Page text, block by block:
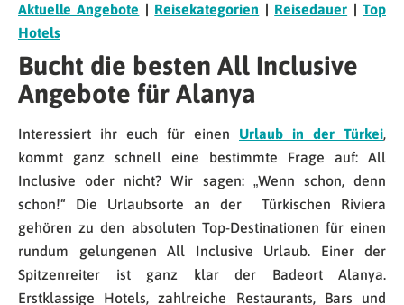
Aktuelle Angebote Reisekategorien Reisedauer |Top
Hotels
Bucht die besten All Inclusive
Angebote für Alanya
Interessiert ihr euch für einen Urlaub in der Türkei,
kommt ganz schnell eine bestimmte Frage auf: All
Inclusive oder nicht? Wir sagen: „Wenn schon, denn
schon!“ Die Urlaubsorte an der Türkischen Riviera
gehören zu den absoluten Top-Destinationen für einen
rundum gelungenen All Inclusive Urlaub. Einer der
Spitzenreiter ist ganz klar der Badeort Alanya.
Erstklassige Hotels, zahlreiche Restaurants, Bars und